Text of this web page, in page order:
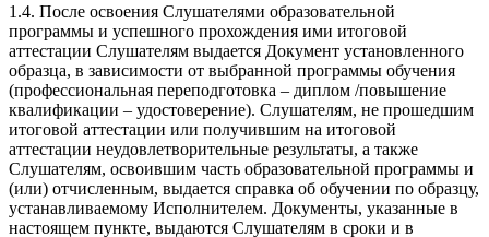
1.4. После освоения Слушателями образовательной
программы и успешного прохождения ими итоговой
аттестации Слушателям выдается Документ установленного
образца, в зависимости от выбранной программы обучения
(профессиональная переподготовка – диплом /повышение
квалификации – удостоверение). Слушателям, не прошедшим
итоговой аттестации или получившим на итоговой
аттестации неудовлетворительные результаты, а также
Слушателям, освоившим часть образовательной программы и
(или) отчисленным, выдается справка об обучении по образцу,
устанавливаемому Исполнителем. Документы, указанные в
настоящем пункте, выдаются Слушателям в сроки и в